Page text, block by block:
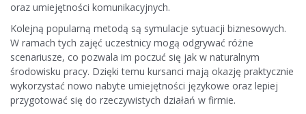
oraz umiejętności komunikacyjnych.
Kolejną popularną metodą są symulacje sytuacji biznesowych.
W ramach tych zajęć uczestnicy mogą odgrywać różne
scenariusze, co pozwala im poczuć się jak w naturalnym
środowisku pracy. Dzięki temu kursanci mają okazję praktycznie
wykorzystać nowo nabyte umiejętności językowe oraz lepiej
przygotować się do rzeczywistych działań w firmie.